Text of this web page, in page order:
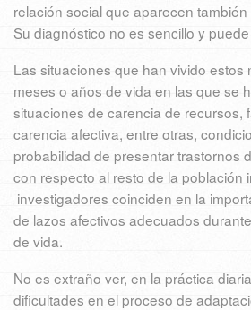
relación social que aparecen
Su diagnóstico no es sencillo y
Las situaciones que han vivido estos
meses o años de vida en las que se
situaciones de carencia de recursos,
carencia afectiva, entre otras,
probabilidad de presentar trastornos
con respecto al resto de la población
investigadores coinciden en la
de lazos afectivos adecuados
de vida.
No es extraño ver, en la práctica
dificultades en el proceso de